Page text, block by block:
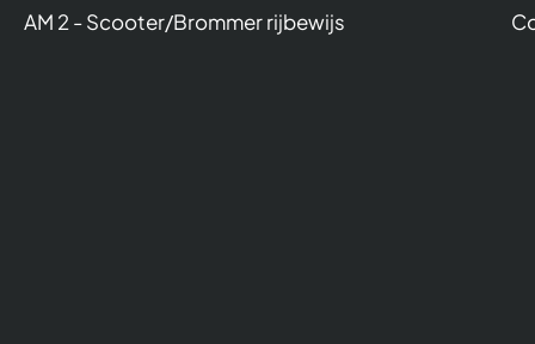
AM 2 - Scooter/Brommer rijbewijs